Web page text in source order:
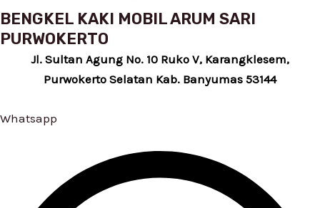
BENGKEL KAKI MOBIL ARUM SARI
PURWOKERTO
Jl. Sultan Agung No. 10 Ruko V, Karangklesem,
Purwokerto Selatan Kab. Banyumas 53144
Whatsapp